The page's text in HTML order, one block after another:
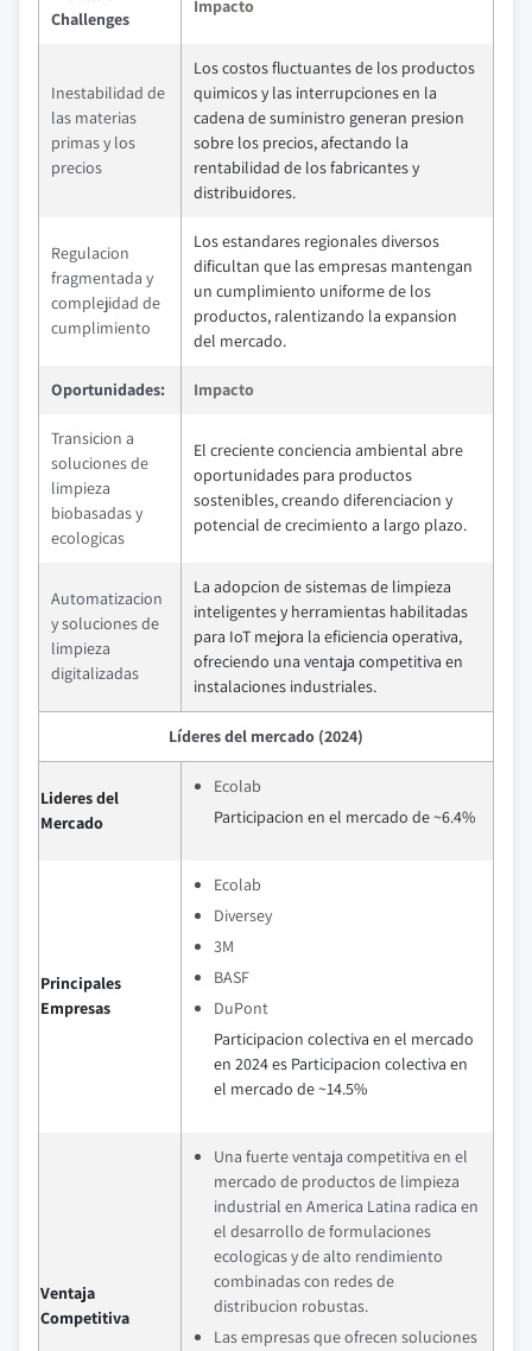
Challenges
Impacto
Inestabilidad de
las materias
primas y los
precios
Los costos fluctuantes de los productos
quimicos y las interrupciones en la
cadena de suministro generan presion
sobre los precios, afectando la
rentabilidad de los fabricantes y
distribuidores.
Regulacion
fragmentada y
complejidad de
cumplimiento
Los estandares regionales diversos
dificultan que las empresas mantengan
un cumplimiento uniforme de los
productos, ralentizando la expansion
del mercado.
Oportunidades: Impacto
Transicion a
soluciones de
limpieza
biobasadas y
ecologicas
El creciente conciencia ambiental abre
oportunidades para productos
sostenibles, creando diferenciacion y
potencial de crecimiento a largo plazo.
Automatizacion
y soluciones de
limpieza
digitalizadas
La adopcion de sistemas de limpieza
inteligentes y herramientas habilitadas
para IoT mejora la eficiencia operativa,
ofreciendo una ventaja competitiva en
instalaciones industriales.
Líderes del mercado (2024)
Lideres del
Mercado
Ecolab
Participacion en el mercado de ~6.4%
Principales
Empresas
Ecolab
Diversey
3M
BASF
DuPont
Participacion colectiva en el mercado
en 2024 es Participacion colectiva en
el mercado de ~14.5%
Ventaja
Competitiva
Una fuerte ventaja competitiva en el
mercado de productos de limpieza
industrial en America Latina radica en
el desarrollo de formulaciones
ecologicas y de alto rendimiento
combinadas con redes de
distribucion robustas.
Las empresas que ofrecen soluciones